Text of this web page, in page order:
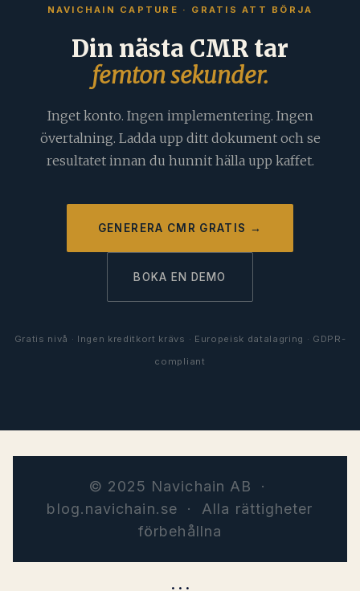
NAVICHAIN CAPTURE · GRATIS ATT BÖRJA
Din nästa CMR tar
femton sekunder.
Inget konto. Ingen implementering. Ingen
övertalning. Ladda upp ditt dokument och se
resultatet innan du hunnit hälla upp kaffet.
GENERERA CMR GRATIS →
BOKA EN DEMO
Gratis nivå · Ingen kreditkort krävs · Europeisk datalagring · GDPR-
compliant
© 2025 Navichain AB ·
blog.navichain.se · Alla rättigheter
förbehållna